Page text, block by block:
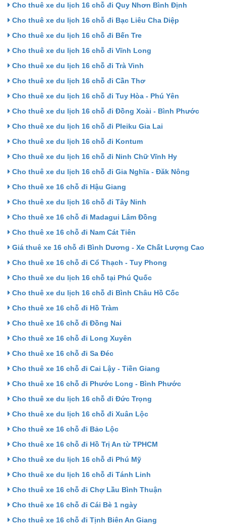
Cho thuê xe du lịch 16 chỗ đi Quy Nhơn Bình Định
Cho thuê xe du lịch 16 chỗ đi Bạc Liêu Cha Diệp
Cho thuê xe du lịch 16 chỗ đi Bến Tre
Cho thuê xe du lịch 16 chỗ đi Vĩnh Long
Cho thuê xe du lịch 16 chỗ đi Trà Vinh
Cho thuê xe du lịch 16 chỗ đi Cần Thơ
Cho thuê xe du lịch 16 chỗ đi Tuy Hòa - Phú Yên
Cho thuê xe du lịch 16 chỗ đi Đồng Xoài - Bình Phước
Cho thuê xe du lịch 16 chỗ đi Pleiku Gia Lai
Cho thuê xe du lịch 16 chỗ đi Kontum
Cho thuê xe du lịch 16 chỗ đi Ninh Chữ Vĩnh Hy
Cho thuê xe du lịch 16 chỗ đi Gia Nghĩa - Đăk Nông
Cho thuê xe 16 chỗ đi Hậu Giang
Cho thuê xe du lịch 16 chỗ đi Tây Ninh
Cho thuê xe 16 chỗ đi Madagui Lâm Đồng
Cho thuê xe 16 chỗ đi Nam Cát Tiên
Giá thuê xe 16 chỗ đi Bình Dương - Xe Chất Lượng Cao
Cho thuê xe 16 chỗ đi Cổ Thạch - Tuy Phong
Cho thuê xe du lịch 16 chỗ tại Phú Quốc
Cho thuê xe du lịch 16 chỗ đi Bình Châu Hồ Cốc
Cho thuê xe 16 chỗ đi Hồ Tràm
Cho thuê xe 16 chỗ đi Đồng Nai
Cho thuê xe 16 chỗ đi Long Xuyên
Cho thuê xe 16 chỗ đi Sa Đéc
Cho thuê xe 16 chỗ đi Cai Lậy - Tiền Giang
Cho thuê xe 16 chỗ đi Phước Long - Bình Phước
Cho thuê xe du lịch 16 chỗ đi Đức Trọng
Cho thuê xe du lịch 16 chỗ đi Xuân Lộc
Cho thuê xe 16 chỗ đi Bảo Lộc
Cho thuê xe 16 chỗ đi Hồ Trị An từ TPHCM
Cho thuê xe du lịch 16 chỗ đi Phú Mỹ
Cho thuê xe du lịch 16 chỗ đi Tánh Linh
Cho thuê xe 16 chỗ đi Chợ Lầu Bình Thuận
Cho thuê xe 16 chỗ đi Cái Bè 1 ngày
Cho thuê xe 16 chỗ đi Tịnh Biên An Giang